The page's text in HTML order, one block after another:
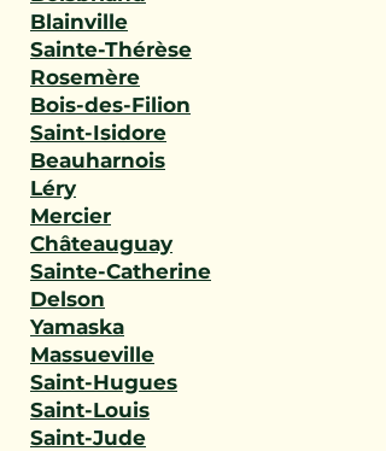
Blainville
Sainte-Thérèse
Rosemère
Bois-des-Filion
Saint-Isidore
Beauharnois
Léry
Mercier
Châteauguay
Sainte-Catherine
Delson
Yamaska
Massueville
Saint-Hugues
Saint-Louis
Saint-Jude